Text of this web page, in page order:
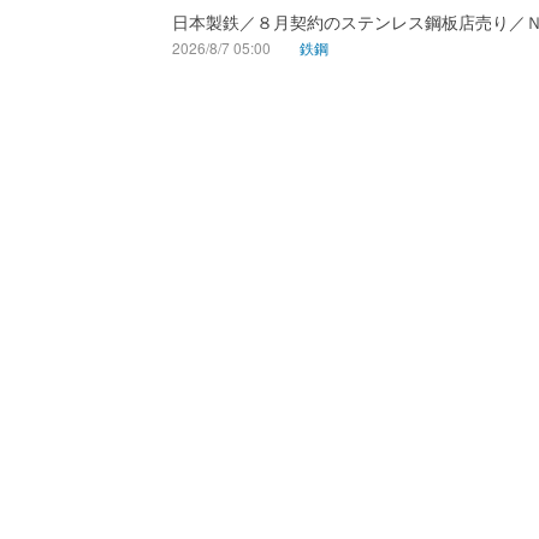
日本製鉄／８月契約のステンレス鋼板店売り／
2026/8/7 05:00 鉄鋼